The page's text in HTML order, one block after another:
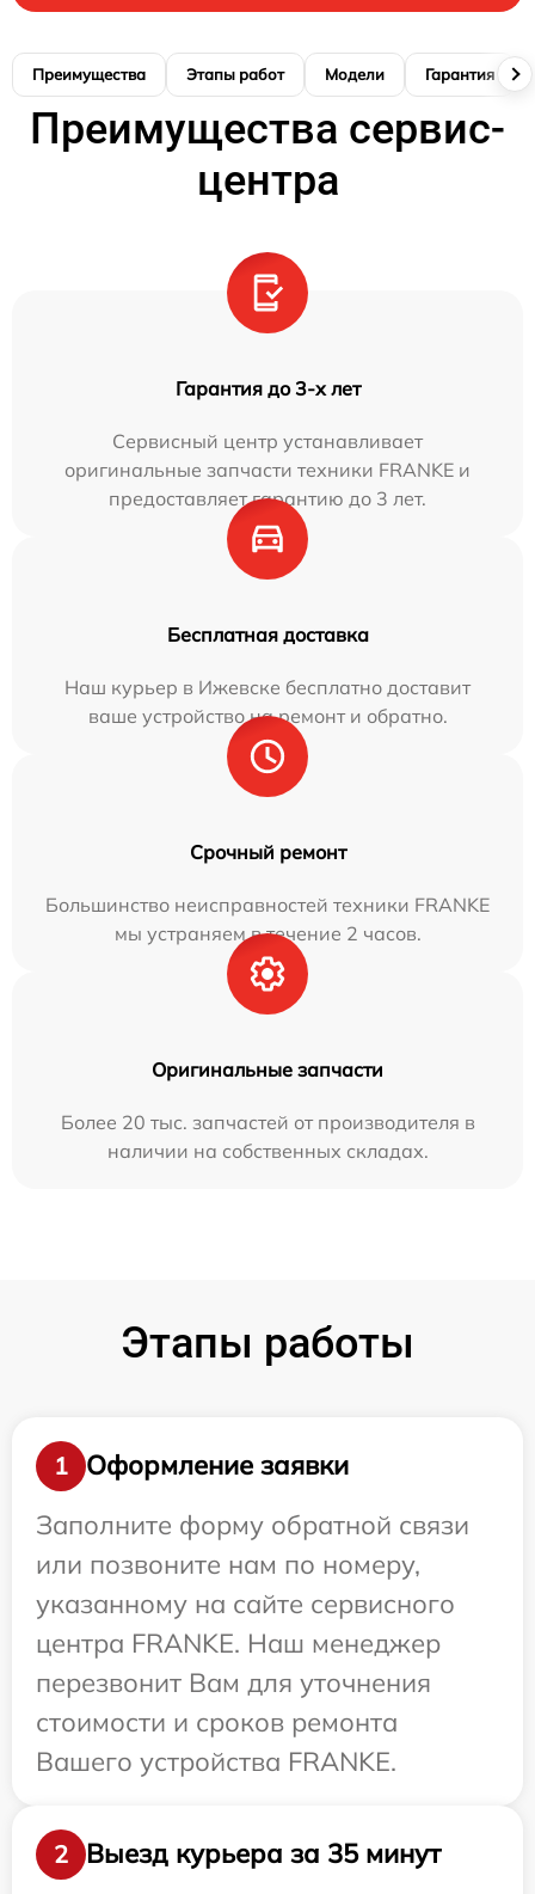
Преимущества Этапы работ Модели Гарантия
Преимущества сервис-
центра
Гарантия до 3-х лет
Сервисный центр устанавливает
оригинальные запчасти техники FRANKE и
предоставляет гарантию до 3 лет.
Бесплатная доставка
Наш курьер в Ижевске бесплатно доставит
ваше устройство на ремонт и обратно.
Срочный ремонт
Большинство неисправностей техники FRANKE
мы устраняем в течение 2 часов.
Оригинальные запчасти
Более 20 тыс. запчастей от производителя в
наличии на собственных складах.
Этапы работы
1
Оформление заявки
Заполните форму обратной связи
или позвоните нам по номеру,
указанному на сайте сервисного
центра FRANKE. Наш менеджер
перезвонит Вам для уточнения
стоимости и сроков ремонта
Вашего устройства FRANKE.
2 Выезд курьера за 35 минут